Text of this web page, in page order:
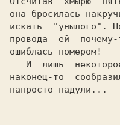
напросто надули...